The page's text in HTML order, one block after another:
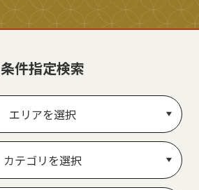
条件指定検索
エリアを選択
カテゴリを選択